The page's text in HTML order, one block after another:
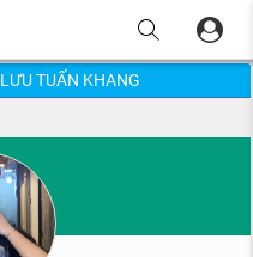
LƯU TUẤN KHANG